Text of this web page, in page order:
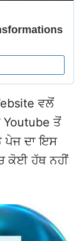
ਵਲੋਂ
Youtube ਤੋਂ
ਪੇਜ ਦਾ ਇਸ
ਕੋਈ ਹੱਥ ਨਹੀਂ